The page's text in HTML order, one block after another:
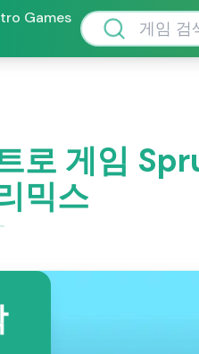
Games
로 게임
믹스